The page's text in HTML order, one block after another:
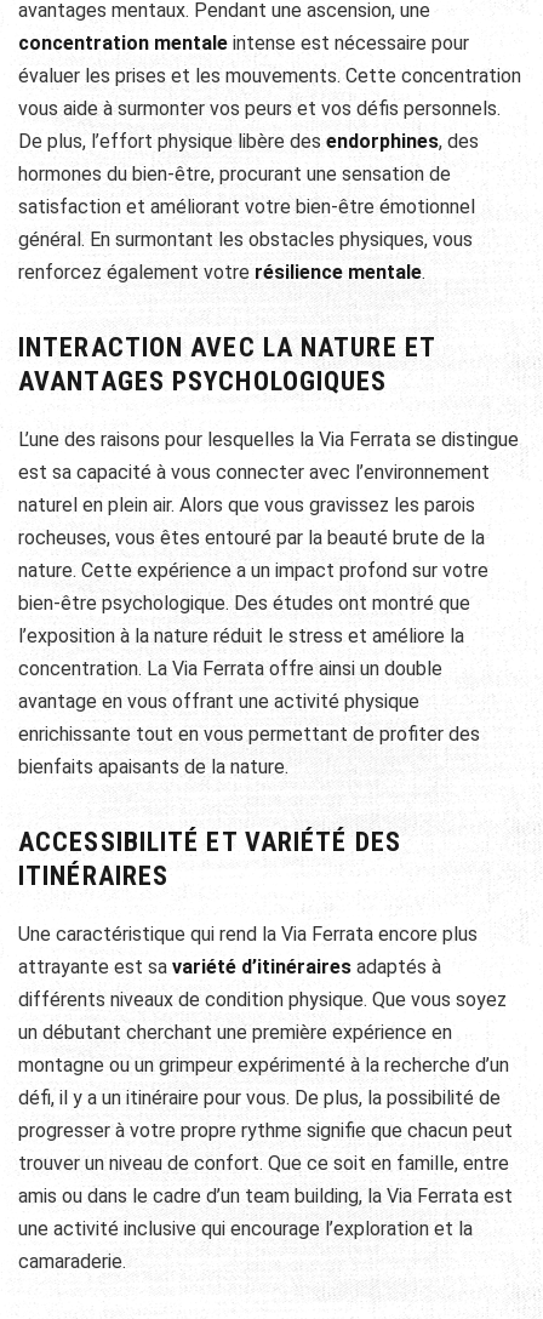
avantages mentaux. Pendant une ascension, une
concentration mentale intense est nécessaire pour
évaluer les prises et les mouvements. Cette concentration
vous aide à surmonter vos peurs et vos défis personnels.
De plus, l’effort physique libère des endorphines, des
hormones du bien-être, procurant une sensation de
satisfaction et améliorant votre bien-être émotionnel
général. En surmontant les obstacles physiques, vous
renforcez également votre résilience mentale.
INTERACTION AVEC LA NATURE ET
AVANTAGES PSYCHOLOGIQUES
L’une des raisons pour lesquelles la Via Ferrata se distingue
est sa capacité à vous connecter avec l’environnement
naturel en plein air. Alors que vous gravissez les parois
rocheuses, vous êtes entouré par la beauté brute de la
nature. Cette expérience a un impact profond sur votre
bien-être psychologique. Des études ont montré que
l’exposition à la nature réduit le stress et améliore la
concentration. La Via Ferrata offre ainsi un double
avantage en vous offrant une activité physique
enrichissante tout en vous permettant de profiter des
bienfaits apaisants de la nature.
ACCESSIBILITÉ ET VARIÉTÉ DES
ITINÉRAIRES
Une caractéristique qui rend la Via Ferrata encore plus
attrayante est sa variété d’itinéraires adaptés à
différents niveaux de condition physique. Que vous soyez
un débutant cherchant une première expérience en
montagne ou un grimpeur expérimenté à la recherche d’un
défi, il y a un itinéraire pour vous. De plus, la possibilité de
progresser à votre propre rythme signifie que chacun peut
trouver un niveau de confort. Que ce soit en famille, entre
amis ou dans le cadre d’un team building, la Via Ferrata est
une activité inclusive qui encourage l’exploration et la
camaraderie.